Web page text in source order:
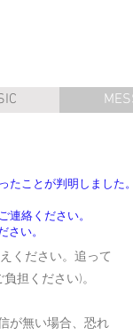
たことが判明しました
絡ください。
い。
ください。追って
担ください)。
が無い場合、恐れ